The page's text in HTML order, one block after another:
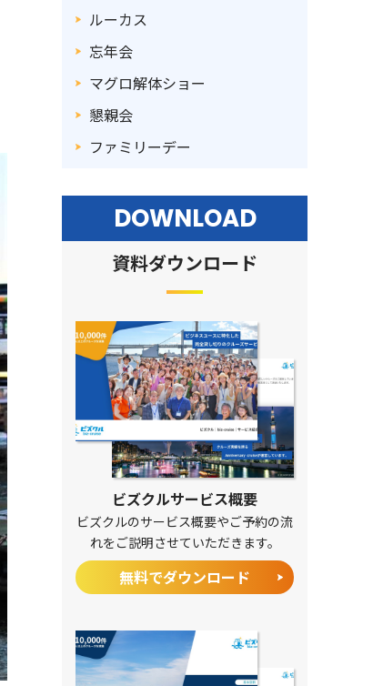
ルーカス
忘年会
マグロ解体ショー
懇親会
ファミリーデー
DOWNLOAD
資料ダウンロード
ビズクルサービス概要
ビズクルのサービス概要やご予約の流
れをご説明させていただきます。
無料でダウンロード